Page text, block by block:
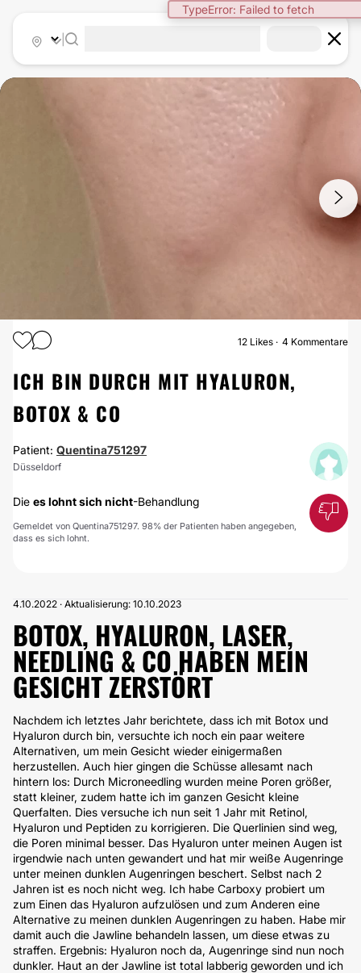
TypeError: Failed to fetch
FALTENBEHANDLUNG
12 Likes 4 Kommentare
ICH BIN DURCH MIT HYALURON,
BOTOX & CO
Patient: Quentina751297
Düsseldorf
Die es lohnt sich nicht-Behandlung
Gemeldet von Quentina751297. 98% der Patienten haben angegeben,
dass es sich lohnt.
4.10.2022 · Aktualisierung: 10.10.2023
BOTOX, HYALURON, LASER,
NEEDLING & CO HABEN MEIN
GESICHT ZERSTÖRT
Nachdem ich letztes Jahr berichtete, dass ich mit Botox und
Hyaluron durch bin, versuchte ich noch ein paar weitere
Alternativen, um mein Gesicht wieder einigermaßen
herzustellen. Auch hier gingen die Schüsse allesamt nach
hintern los: Durch Microneedling wurden meine Poren größer,
statt kleiner, zudem hatte ich im ganzen Gesicht kleine
Querfalten. Dies versuche ich nun seit 1 Jahr mit Retinol,
Hyaluron und Peptiden zu korrigieren. Die Querlinien sind weg,
die Poren minimal besser. Das Hyaluron unter meinen Augen ist
irgendwie nach unten gewandert und hat mir weiße Augenringe
unter meinen dunklen Augenringen beschert. Selbst nach 2
Jahren ist es noch nicht weg. Ich habe Carboxy probiert um
zum Einen das Hyaluron aufzulösen und zum Anderen eine
Alternative zu meinen dunklen Augenringen zu haben. Habe mir
damit auch die Jawline behandeln lassen, um diese etwas zu
straffen. Ergebnis: Hyaluron noch da, Augenringe sind nun noch
dunkler. Haut an der Jawline ist total labberig geworden und ich